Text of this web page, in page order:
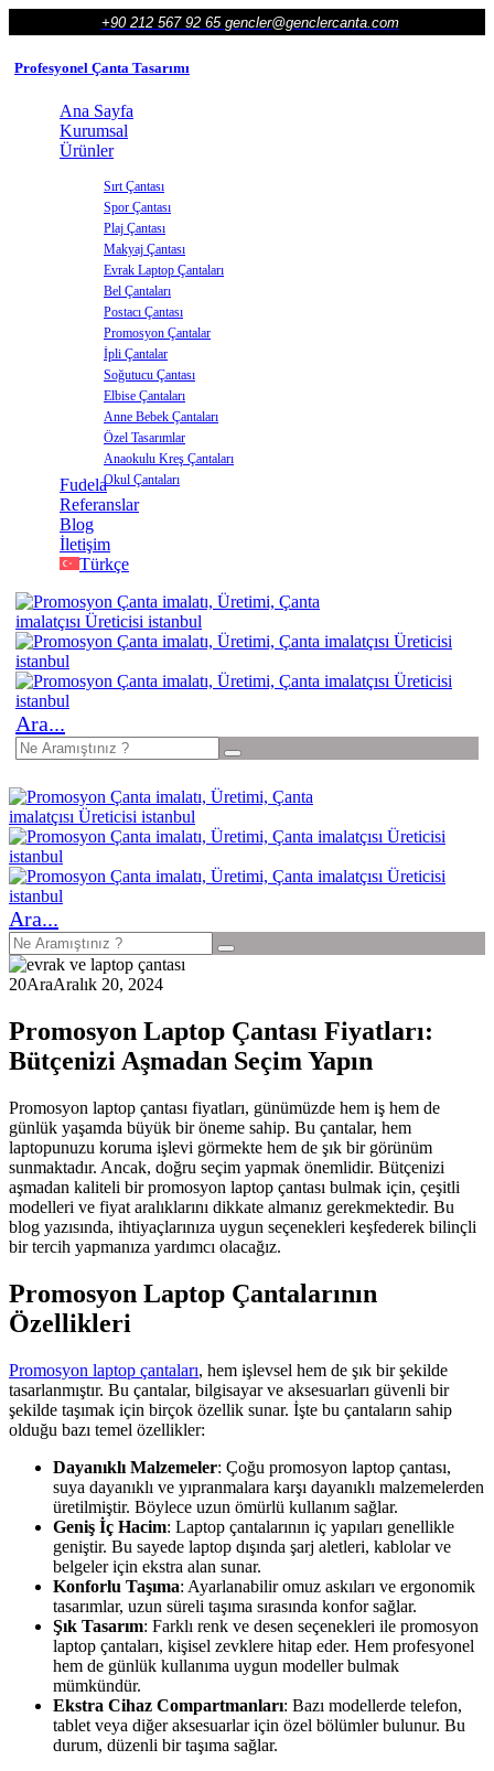
+90 212 567 92 65 gencler@genclercanta.com
Profesyonel Çanta Tasarımı
Ana Sayfa
Kurumsal
Ürünler
Sırt Çantası
Spor Çantası
Plaj Çantası
Makyaj Çantası
Evrak Laptop Çantaları
Bel Çantaları
Postacı Çantası
Promosyon Çantalar
İpli Çantalar
Soğutucu Çantası
Elbise Çantaları
Anne Bebek Çantaları
Özel Tasarımlar
Anaokulu Kreş Çantaları
Okul Çantaları
Fudela
Referanslar
Blog
İletişim
Türkçe
Ara...
Ara...
20AraAralık 20, 2024
Promosyon Laptop Çantası Fiyatları:
Bütçenizi Aşmadan Seçim Yapın
Promosyon laptop çantası fiyatları, günümüzde hem iş hem de
günlük yaşamda büyük bir öneme sahip. Bu çantalar, hem
laptopunuzu koruma işlevi görmekte hem de şık bir görünüm
sunmaktadır. Ancak, doğru seçim yapmak önemlidir. Bütçenizi
aşmadan kaliteli bir promosyon laptop çantası bulmak için, çeşitli
modelleri ve fiyat aralıklarını dikkate almanız gerekmektedir. Bu
blog yazısında, ihtiyaçlarınıza uygun seçenekleri keşfederek bilinçli
bir tercih yapmanıza yardımcı olacağız.
Promosyon Laptop Çantalarının
Özellikleri
Promosyon laptop çantaları, hem işlevsel hem de şık bir şekilde
tasarlanmıştır. Bu çantalar, bilgisayar ve aksesuarları güvenli bir
şekilde taşımak için birçok özellik sunar. İşte bu çantaların sahip
olduğu bazı temel özellikler:
Dayanıklı Malzemeler: Çoğu promosyon laptop çantası,
suya dayanıklı ve yıpranmalara karşı dayanıklı malzemelerden
üretilmiştir. Böylece uzun ömürlü kullanım sağlar.
Geniş İç Hacim: Laptop çantalarının iç yapıları genellikle
geniştir. Bu sayede laptop dışında şarj aletleri, kablolar ve
belgeler için ekstra alan sunar.
Konforlu Taşıma: Ayarlanabilir omuz askıları ve ergonomik
tasarımlar, uzun süreli taşıma sırasında konfor sağlar.
Şık Tasarım: Farklı renk ve desen seçenekleri ile promosyon
laptop çantaları, kişisel zevklere hitap eder. Hem profesyonel
hem de günlük kullanıma uygun modeller bulmak
mümkündür.
Ekstra Cihaz Compartmanları: Bazı modellerde telefon,
tablet veya diğer aksesuarlar için özel bölümler bulunur. Bu
durum, düzenli bir taşıma sağlar.